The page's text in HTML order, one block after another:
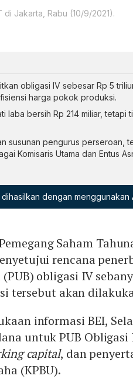
Jakarta, Rabu (10/9/2021).
obligasi IV sebesar Rp 5
harga pokok produksi.
laba bersih Rp 214 miliar,
susunan pengurus perseroan,
Komisaris Utama dan Entus
dengan menggunakan
Saham
rencana
obligasi IV
tersebut akan
informasi BEI,
untuk PUB
capital, dan
(KPBU).